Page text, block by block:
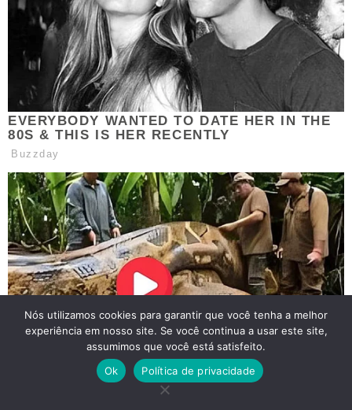
Nós utilizamos cookies para garantir que você tenha a melhor
experiência em nosso site. Se você continua a usar este site,
assumimos que você está satisfeito.
Ok
Política de privacidade